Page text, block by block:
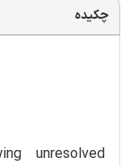
چکیده
unresolved